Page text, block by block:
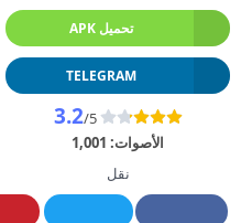
تحميل APK
TELEGRAM
3.2/5
الأصوات: 1,001
نقل